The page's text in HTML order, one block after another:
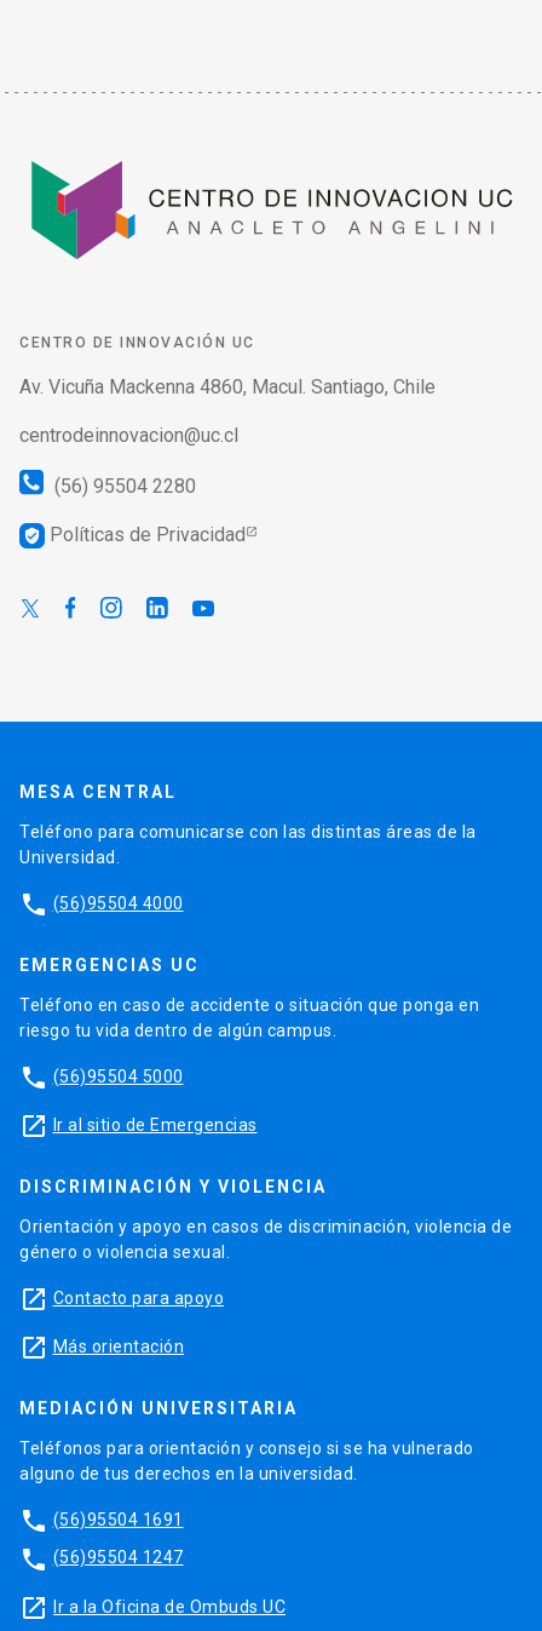
CENTRO DE INNOVACIÓN UC
Av. Vicuña Mackenna 4860, Macul. Santiago, Chile
centrodeinnovacion@uc.cl
(56) 95504 2280
verified_user Políticas de Privacidad
MESA CENTRAL
Teléfono para comunicarse con las distintas áreas de la
Universidad.
phone (56)95504 4000
EMERGENCIAS UC
Teléfono en caso de accidente o situación que ponga en
riesgo tu vida dentro de algún campus.
phone (56)95504 5000
launch Ir al sitio de Emergencias
DISCRIMINACIÓN Y VIOLENCIA
Orientación y apoyo en casos de discriminación, violencia de
género o violencia sexual.
launch Contacto para apoyo
launch Más orientación
MEDIACIÓN UNIVERSITARIA
Teléfonos para orientación y consejo si se ha vulnerado
alguno de tus derechos en la universidad.
phone (56)95504 1691
phone (56)95504 1247
launch Ir a la Oficina de Ombuds UC